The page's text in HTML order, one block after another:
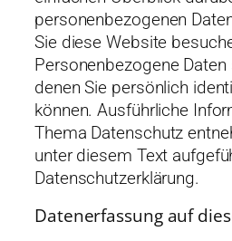
personenbezogenen
Sie diese Website
Personenbezogene
denen Sie persönlich
können. Ausführliche
Thema Datenschutz
unter diesem Text
Datenschutzerklärung.
Datenerfassung auf